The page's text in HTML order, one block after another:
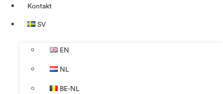
Kontakt
SV
EN
NL
BE-NL